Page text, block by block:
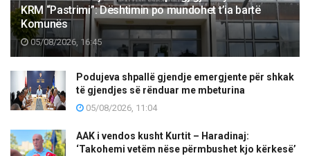
KRM “Pastrimi”: Dështimin po mundohet t’ia bartë
Komunës
05/08/2026, 16:45
Podujeva shpallë gjendje emergjente për shkak
të gjendjes së rënduar me mbeturina
05/08/2026, 11:04
AAK i vendos kusht Kurtit – Haradinaj:
‘Takohemi vetëm nëse përmbushet kjo kërkesë’